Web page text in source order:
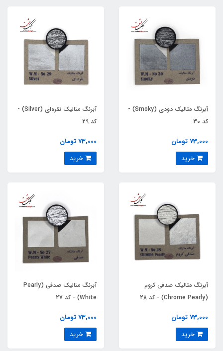
آبرنگ متالیک دودی (Smoky) -
کد 30
73,000 تومان
آبرنگ متالیک نقره‌ای (Silver) -
کد 29
73,000 تومان
آبرنگ متالیک صدفی کروم
(Chrome Pearly) - کد 28
73,000 تومان
آبرنگ متالیک صدفی (Pearly
White) - کد 27
73,000 تومان